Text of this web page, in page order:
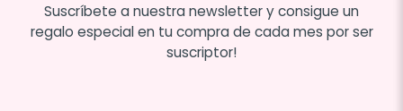
Suscríbete a nuestra newsletter y consigue un
regalo especial en tu compra de cada mes por ser
suscriptor!